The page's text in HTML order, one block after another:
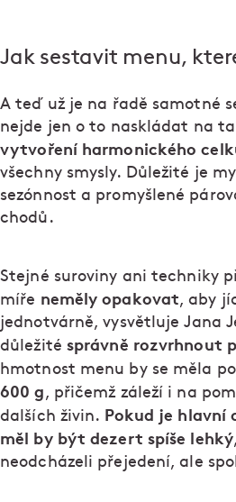
Jak sestavit menu,
A teď už je na řadě samotné
nejde jen o to naskládat na
vytvoření harmonického
všechny smysly. Důležité je
sezónnost a promyšlené
chodů.
Stejné suroviny ani techniky
míře neměly opakovat, aby
jednotvárně, vysvětluje Jana
důležité správně rozvrhnout
hmotnost menu by se měla
600 g, přičemž záleží i na
dalších živin. Pokud je hlavní
měl by být dezert spíše lehký
neodcházeli přejedení, ale